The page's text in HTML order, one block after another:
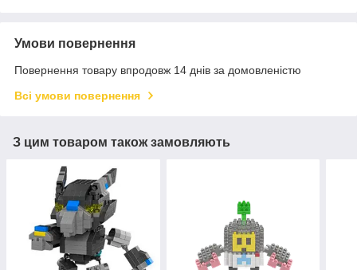
Умови повернення
Повернення товару впродовж 14 днів за домовленістю
Всі умови повернення
З цим товаром також замовляють